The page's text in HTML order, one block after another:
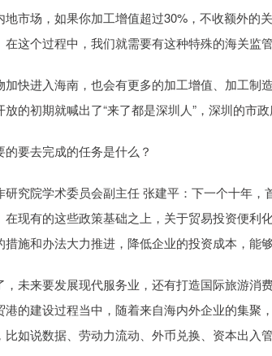
市场，如果你加工增值超过30%，不收额外的
这个过程中，我们就需要有这种特殊的海关监管
快进入海南，也会有更多的加工增值、加工制
的初期就喊出了“来了都是深圳人”，深圳的市政
要去完成的任务是什么？
究院学术委员会副主任 张建平：下一个十年
现有的这些政策基础之上，关于贸易投资便利
施和办法大力推进，降低企业的投资成本，能
未来要发展现代服务业，还有打造国际旅游消
的建设过程当中，随着来自海内外企业的集聚
如说数据、劳动力流动、外币兑换、资本出入